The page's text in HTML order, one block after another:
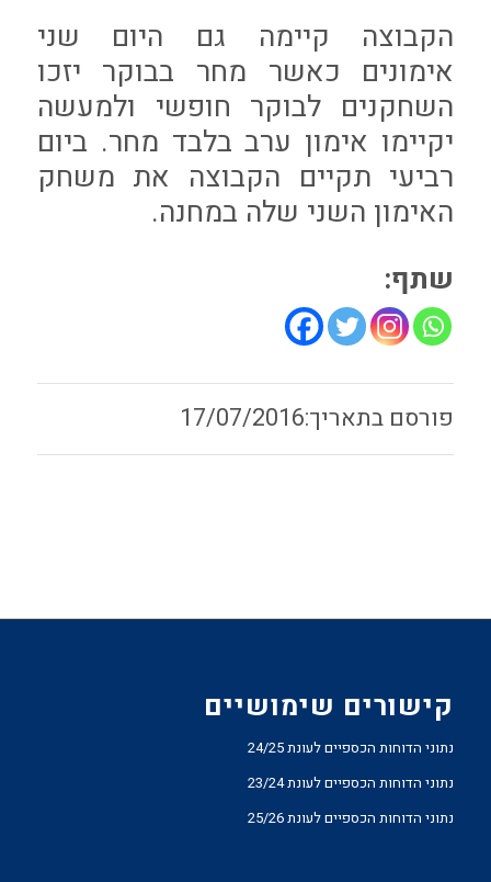
הקבוצה קיימה גם היום שני
אימונים כאשר מחר בבוקר יזכו
השחקנים לבוקר חופשי ולמעשה
יקיימו אימון ערב בלבד מחר. ביום
רביעי תקיים הקבוצה את משחק
האימון השני שלה במחנה.
שתף:
17/07/2016
קישורים שימושיים
נתוני הדוחות הכספיים לעונת 24/25
נתוני הדוחות הכספיים לעונת 23/24
נתוני הדוחות הכספיים לעונת 25/26